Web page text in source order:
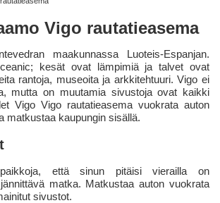
Vigo rautatieasema
maakunnassa Luoteis-Espanjan.
kesät ovat lämpimiä ja talvet ovat
rantoja, museoita ja arkkitehtuuri. Vigo ei
mutta on muutamia sivustoja ovat kaikki
Vigo Vigo rautatieasema vuokrata auton
matkustaa kaupungin sisällä.
että sinun pitäisi vierailla on
matka. Matkustaa auton vuokrata
sivustot.